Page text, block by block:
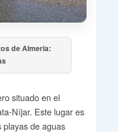
de Almeria:
situado en el
Níjar. Este lugar es
de aguas